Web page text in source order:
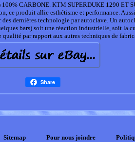
CARBONE. KTM SUPERDUKE 1290 ET
ce produit allie esthétisme et performance.
dernières technologie par autoclave. Un
bars) soit une réaction industrielle, soit la
par rapport aux autres techniques de
Share
Sitemap Pour nous joindre